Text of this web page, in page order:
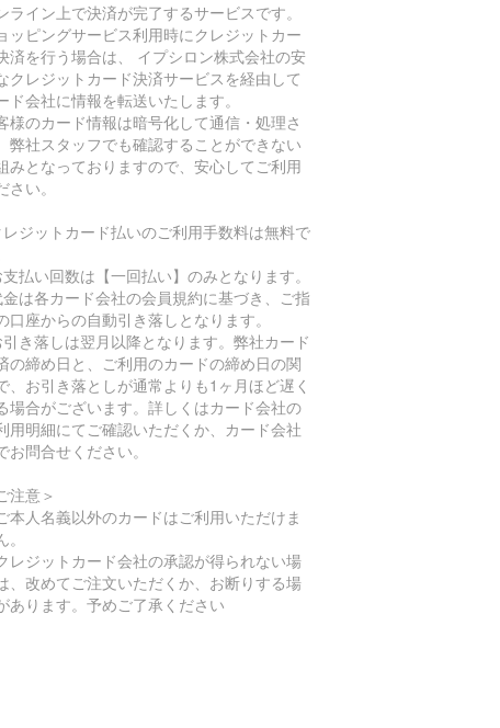
ライン上で決済が完了するサービスです。
ッピングサービス利用時にクレジットカー
済を行う場合は、 イプシロン株式会社の安
クレジットカード決済サービスを経由して
ド会社に情報を転送いたします。
様のカード情報は暗号化して通信・処理さ
弊社スタッフでも確認することができない
みとなっておりますので、安心してご利用
さい。
ジットカード払いのご利用手数料は無料で
払い回数は【一回払い】のみとなります。
は各カード会社の会員規約に基づき、ご指
口座からの自動引き落しとなります。
き落しは翌月以降となります。弊社カード
の締め日と、ご利用のカードの締め日の関
、お引き落としが通常よりも1ヶ月ほど遅く
場合がございます。詳しくはカード会社の
用明細にてご確認いただくか、カード会社
お問合せください。
注意＞
本人名義以外のカードはご利用いただけま
レジットカード会社の承認が得られない場
、改めてご注文いただくか、お断りする場
あります。予めご了承ください